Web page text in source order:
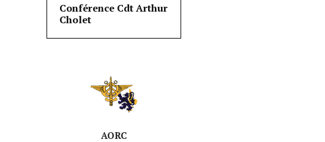
Conférence Cdt Arthur
Cholet
AORC